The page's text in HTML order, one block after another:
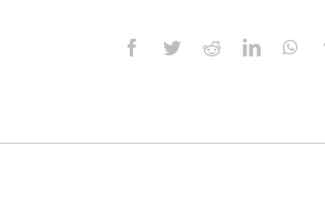
Facebook
TwitterRedditLinkedIn